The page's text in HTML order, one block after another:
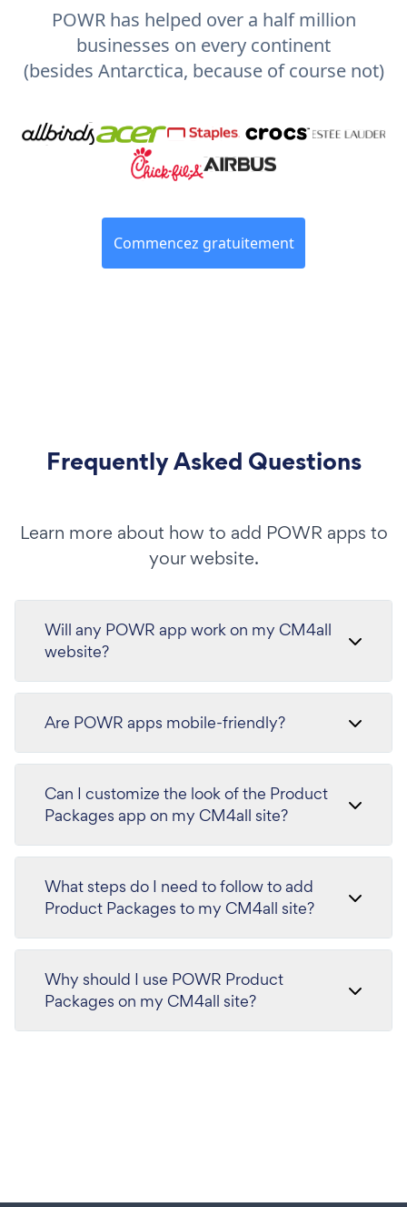
POWR has helped over a half million
businesses on every continent
(besides Antarctica, because of course not)
Commencez gratuitement
Frequently Asked Questions
Learn more about how to add POWR apps to
your website.
Will any POWR app work on my CM4all
website?
Are POWR apps mobile-friendly?
Can I customize the look of the Product
Packages app on my CM4all site?
What steps do I need to follow to add
Product Packages to my CM4all site?
Why should I use POWR Product
Packages on my CM4all site?